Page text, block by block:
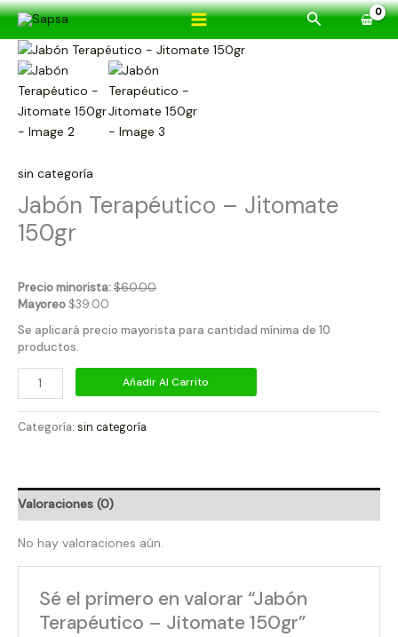
Ir
contenido
Buscar
sin categoría
Jabón Terapéutico – Jitomate
150gr
Precio minorista:$60.00
Mayoreo $39.00
Se aplicará precio mayorista para cantidad mínima de 10
productos.
Jabón
Terapéutico
-
Jitomate
150gr
Añadir Al Carrito
Categoría: sin categoría
Valoraciones (0)
No hay valoraciones aún.
Sé el primero en valorar “Jabón
Terapéutico – Jitomate 150gr”